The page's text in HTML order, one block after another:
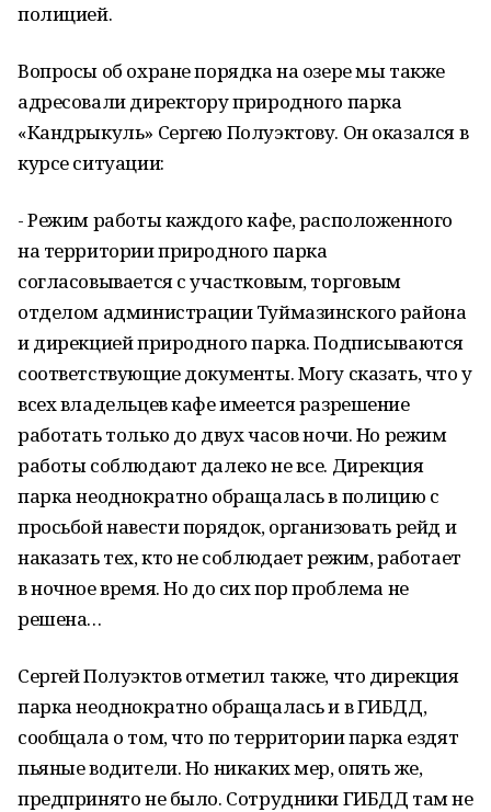
полицией.
Вопросы об охране порядка на озере мы также
адресовали директору природного парка
«Кандрыкуль» Сергею Полуэктову. Он оказался в
курсе ситуации:
- Режим работы каждого кафе, расположенного
на территории природного парка
согласовывается с участковым, торговым
отделом администрации Туймазинского района
и дирекцией природного парка. Подписываются
соответствующие документы. Могу сказать, что у
всех владельцев кафе имеется разрешение
работать только до двух часов ночи. Но режим
работы соблюдают далеко не все. Дирекция
парка неоднократно обращалась в полицию с
просьбой навести порядок, организовать рейд и
наказать тех, кто не соблюдает режим, работает
в ночное время. Но до сих пор проблема не
решена…
Сергей Полуэктов отметил также, что дирекция
парка неоднократно обращалась и в ГИБДД,
сообщала о том, что по территории парка ездят
пьяные водители. Но никаких мер, опять же,
предпринято не было. Сотрудники ГИБДД там не